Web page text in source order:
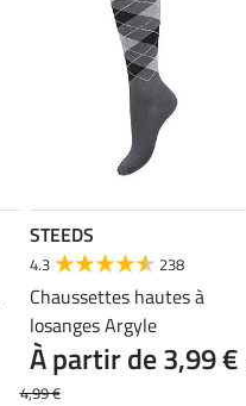
STEEDS
4.3 238
Chaussettes hautes à
losanges Argyle
4,99 €
À partir de 3,99 €